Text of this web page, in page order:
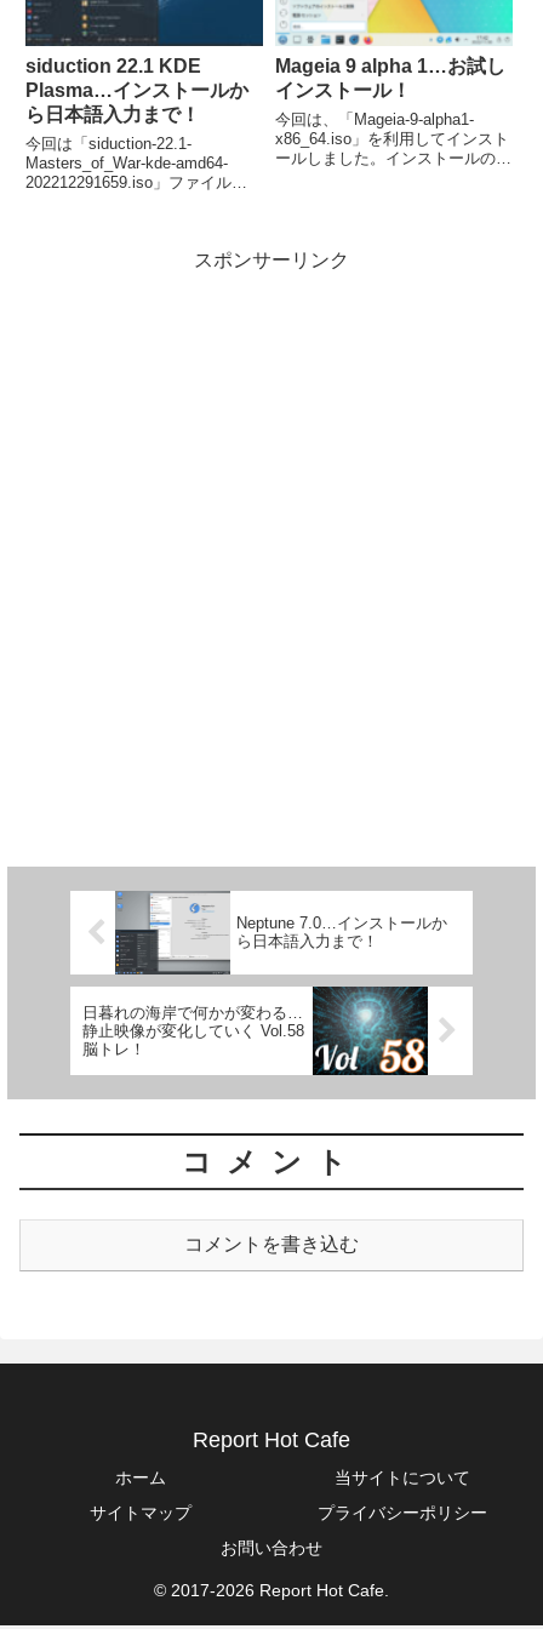
siduction 22.1 KDE ​​
Plasma…インストールか
ら日本語入力まで！
今回は「siduction-22.1-
Masters_of_War-kde-amd64-
202212291659.iso」ファイルを
インストールが必要でした。
Mageia 9 alpha 1…お試し
インストール！
今回は、「Mageia-9-alpha1-
x86_64.iso」を利用してインスト
ールしました。インストールの手
スポンサーリンク
Neptune 7.0…インストールか
ら日本語入力まで！
日暮れの海岸で何かが変わる…
静止映像が変化していく Vol.58
脳トレ！
コメント
コメントを書き込む
Report Hot Cafe
ホーム
当サイトについて
サイトマップ
プライバシーポリシー
お問い合わせ
© 2017-2026 Report Hot Cafe.